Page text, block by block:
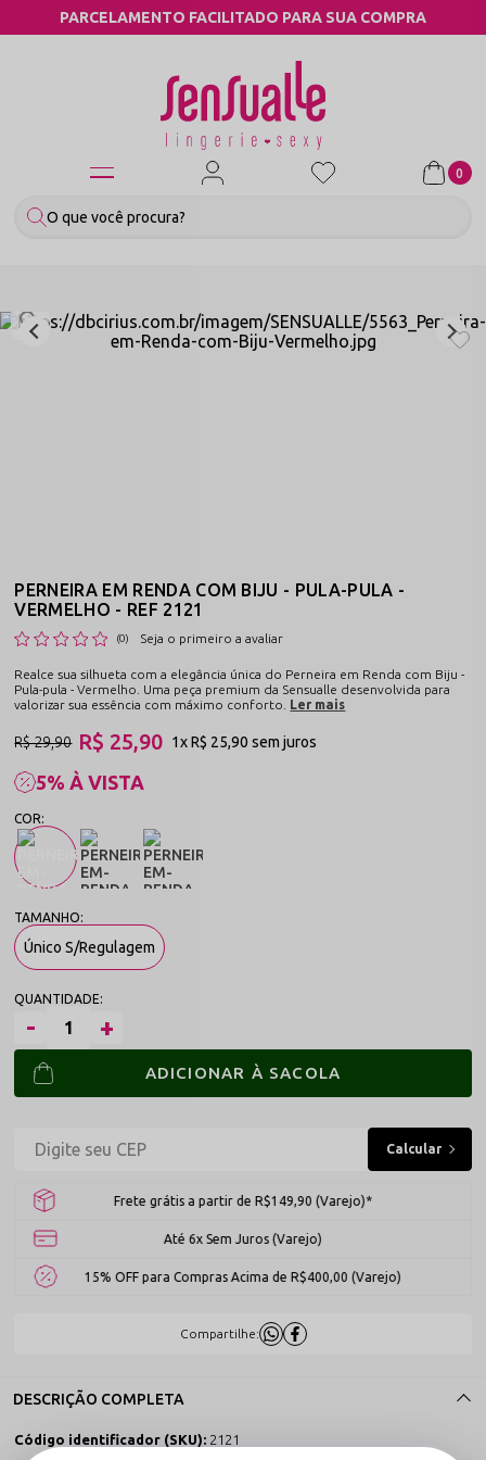
FACILITADO PARA SUA COMPRA
0
PERNEIRA EM RENDA COM BIJU - PULA-PULA -
VERMELHO - REF 2121
(0) Seja o primeiro a avaliar
Realce sua silhueta com a elegância única do Perneira em Renda com Biju -
Pula-pula - Vermelho. Uma peça premium da Sensualle desenvolvida para
valorizar sua essência com máximo conforto.
Ler mais
5% À VISTA
R$ 29,90 R$ 25,90 1xR$ 25,90sem juros
Único S/Regulagem
ADICIONAR À SACOLA
Frete grátis a partir de R$149,90 (Varejo)*
Até 6x Sem Juros (Varejo)
15% OFF para Compras Acima de R$400,00 (Varejo)
Compartilhe:
DESCRIÇÃO COMPLETA
Código identificador (SKU): 2121